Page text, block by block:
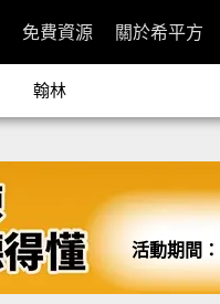
免費資源 關於希平方
翰林
活動期間：